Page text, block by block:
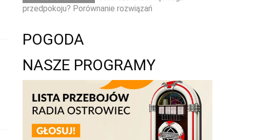
przedpokoju? Porównanie rozwiązań
POGODA
NASZE PROGRAMY